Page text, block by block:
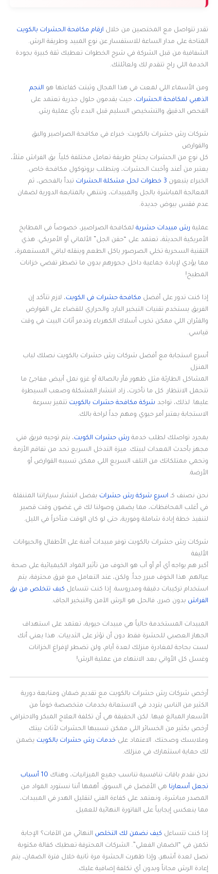
تقدر تتواصل مع المختصين من خلال ارقام مكافحة الحشرات بالكويت
المتاحة على مدار الساعة للاستفسار عن نوع المبيد وطريقة الرش.
الشفافية من قبل الشركة في شرح الخطوات تعطيك ثقة كبيرة بجودة
الخدمة اللي راح تتقدم لك ولعائلتك.
ومن الأسماء اللي لمعت في هذا المجال وثبتت كفاءتها هو النجم
الذهبي لمكافحة الحشرات، حيث يقدمون حلول جذرية تعتمد على
الفحص الدقيق والتشخيص السليم قبل البدء بأي عملية رش.
شركات رش حشرات بالكويت: خبراء في مكافحة الصراصير والبق
والقوارض
كل نوع من الحشرات يحتاج طريقة تعامل مختلفة كلياً. بق الفراش مثلاً،
يعتبر من أعند وأخبث الحشرات، ويتطلب بروتوكول مكافحة خاص.
الخبراء يتبعون 3 خطوات لحل مشكلة الحشرات
تبدأ بالفحص، ثم
المعالجة المباشرة بالجل والمبيدات، وتنتهي بالمتابعة الدورية لضمان
عدم فقس بيوض جديدة.
عملية رش مبيدات حشرية لمكافحة الصراصير، خصوصاً في المطابخ
الأمريكية الحديثة، تعتمد على “حقن الجل” الألماني أو الأمريكي. هذي
التقنية السحرية تخلي الصرصور ياكل الطعم وينقله لباقي المستعمرة،
مما يؤدي لإبادة جماعية داخل جحورهم بدون ما تضطر تفضي خزانات
المطبخ!
إذا كنت تدور على أفضل مكافحة حشرات فى الكويت، لازم تتأكد إن
الفريق يستخدم تقنيات التبخير البارد والحراري للقضاء على القوارض
والفئران اللي ممكن تخرب أسلاك الكهرباء وتدمر أثاث البيت في وقت
قياسي.
أسرع استجابة مع أفضل شركات رش حشرات بالكويت نصلك لباب
المنزل
المشاكل الطارئة مثل ظهور فأر بالصالة أو غزو نمل أبيض مفاجئ ما
تتحمل الانتظار. كل ما تأخرت، زاد انتشار المشكلة وصعب السيطرة
عليها. لذلك، تواجد شركة مكافحة حشرات بالكويت تتميز بسرعة
الاستجابة يعتبر أمر حيوي ومهم جداً لراحة بالك.
بمجرد تواصلك لطلب خدمة رش حشرات الكويت، يتم توجيه فريق فني
مجهز بأحدث المعدات لبيتك. ميزة التدخل السريع تحد من تفاقم الأزمة
وتحمي ممتلكاتك من التلف السريع اللي ممكن تسببه القوارض أو
الأرضة.
نحن نصنف كـ اسرع شركة رش حشرات بفضل انتشار سياراتنا المتنقلة
في أغلب المحافظات، مما يضمن وصولنا لك في غضون وقت قصير
لتنفيذ خطة إبادة شاملة وفورية، حتى لو كان الوقت متأخراً في الليل.
شركات رش حشرات بالكويت توفر مبيدات آمنة على الأطفال والحيوانات
الأليفة
أكبر هم يواجه أي أم أو أب هو الخوف من تأثير المواد الكيميائية على صحة
عيالهم. هذا الخوف مبرر جداً. ولكن، عند التعامل مع فرق محترفة، يتم
استخدام تركيبات دقيقة ومدروسة. إذا كنت تتساءل كيف تتخلص من بق
الفراش بدون ضرر، فالحل هو الرش الآمن والتبخير الجاف.
المبيدات المستخدمة حالياً هي مبيدات حيوية، تعتمد على استهداف
الجهاز العصبي للحشرة فقط دون أن تؤثر على الثدييات. هذا يعني أنك
لست بحاجة لمغادرة منزلك لعدة أيام، ولن تضطر لإفراغ الخزانات
وغسل كل الأواني بعد الانتهاء من عملية الرش!
أرخص شركات رش حشرات بالكويت مع تقديم ضمان ومتابعة دورية
الكثير من الناس يتردد في الاستعانة بخدمات متخصصة خوفاً من
الأسعار المبالغ فيها. لكن الحقيقة هي أن تكلفة العلاج المبكر والاحترافي
أرخص بكثير من الخسائر اللي ممكن تسببها الحشرات لأثاث بيتك
وملابسك وصحتك. الاعتماد على خدمات رش حشرات بالكويت يضمن
لك حماية استثمارك في منزلك.
نحن نقدم باقات تنافسية تناسب جميع الميزانيات، وهناك
10 أسباب
تجعل أسعارنا هي الأفضل في السوق. أهمها أننا نستورد المواد من
المصدر مباشرة، ونعتمد على كفاءة الفني لتقليل الهدر في المبيدات،
مما ينعكس إيجابياً على الفاتورة النهائية للعميل.
إذا كنت تتساءل كيف نضمن لك التخلص النهائي من الآفات؟ الإجابة
تكمن في “الضمان الفعلي”. الشركات المحترفة تعطيك كفالة مكتوبة
تصل لعدة أشهر، وإذا ظهرت الحشرة مرة ثانية خلال فترة الضمان، يتم
إعادة الرش مجاناً وبدون أي تكلفة إضافية عليك.